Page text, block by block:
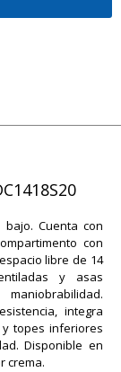
Cuenta con
con
libre de 14
y asas
integra
topes inferiores
Disponible en
crema.